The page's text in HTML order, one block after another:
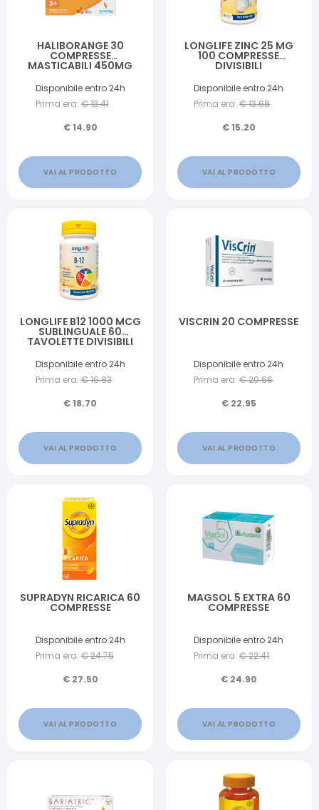
HALIBORANGE 30
COMPRESSE
MASTICABILI 450MG
Disponibile entro 24h
Prima era: €13.41
€14.90
VAI AL PRODOTTO
LONGLIFE ZINC 25 MG
100 COMPRESSE
DIVISIBILI
Disponibile entro 24h
Prima era: €13.68
€15.20
VAI AL PRODOTTO
LONGLIFE B12 1000 MCG
SUBLINGUALE 60
TAVOLETTE DIVISIBILI
EDULCORANTI SENZA
GLUTINE
Disponibile entro 24h
Prima era: €16.83
€18.70
VAI AL PRODOTTO
VISCRIN 20 COMPRESSE
Disponibile entro 24h
Prima era: €20.66
€ 22.95
VAI AL PRODOTTO
SUPRADYN RICARICA 60
COMPRESSE
Disponibile entro 24h
Prima era: €24.75
€ 27.50
VAI AL PRODOTTO
MAGSOL 5 EXTRA 60
COMPRESSE
Disponibile entro 24h
Prima era: €22.41
€ 24.90
VAI AL PRODOTTO